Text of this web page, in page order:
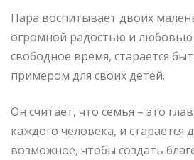
Пара воспитывает двоих
огромной радостью и любовью
свободное время, старается
примером для своих детей.
Он считает, что семья – это
каждого человека, и старается
возможное, чтобы создать